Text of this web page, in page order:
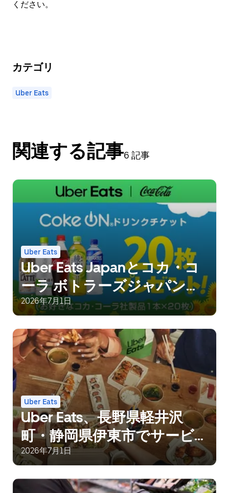
ください。
カテゴリ
Uber Eats
関連する記事6 記事
Uber Eats
Uber Eats Japanとコカ・コ
ーラ ボトラーズジャパン、
夏場の配達パートナーの水
2026年7月1日
Uber Eats
Uber Eats、長野県軽井沢
町・静岡県伊東市でサービ
ス開始
2026年7月1日